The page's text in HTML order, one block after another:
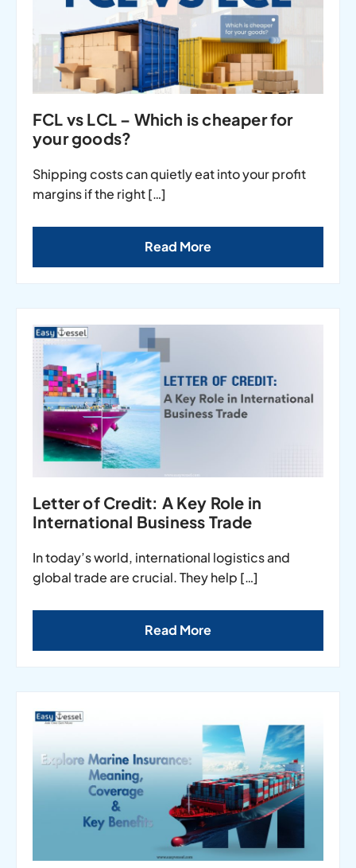
FCL vs LCL – Which is cheaper for
your goods?
Shipping costs can quietly eat into your profit
margins if the right […]
Read More
Letter of Credit: A Key Role in
International Business Trade
In today’s world, international logistics and
global trade are crucial. They help […]
Read More